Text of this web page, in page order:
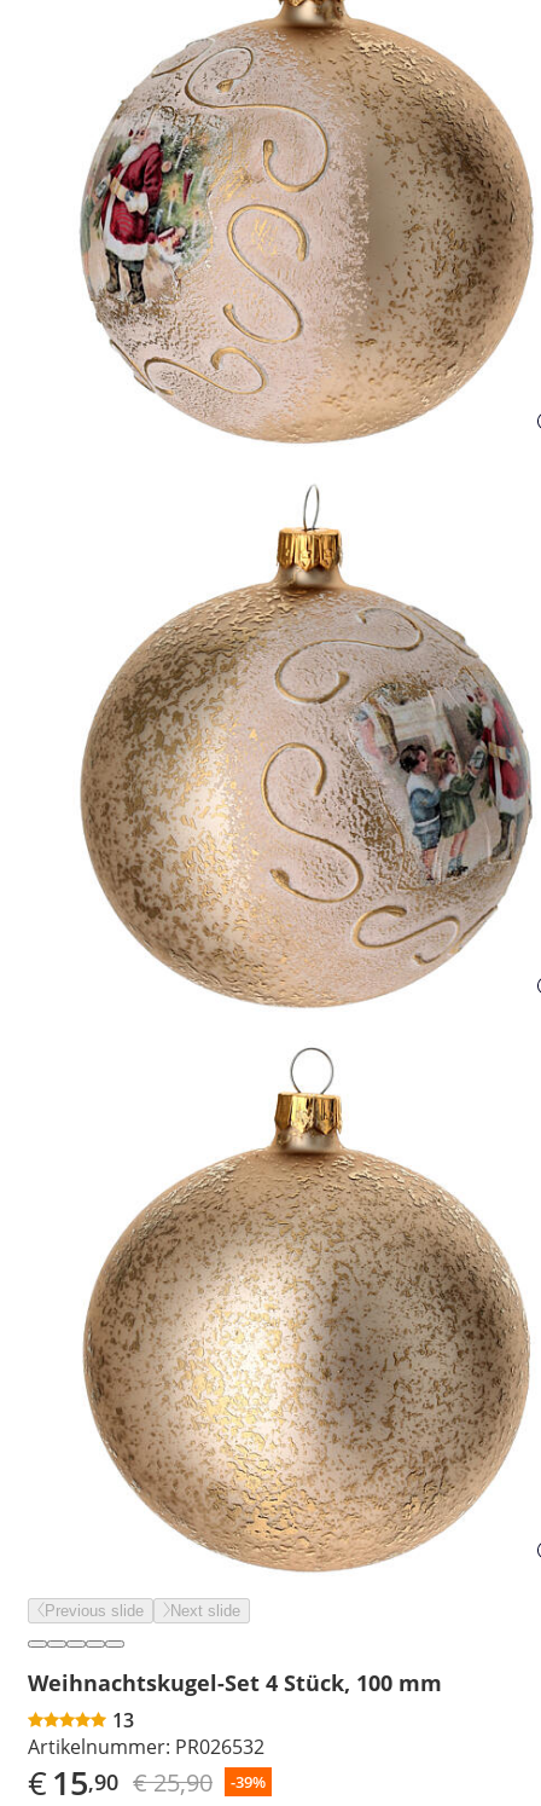
Previous slide Next slide
Weihnachtskugel-Set 4 Stück, 100 mm
13
Artikelnummer: PR026532
€15,90 € 25,90 -39%